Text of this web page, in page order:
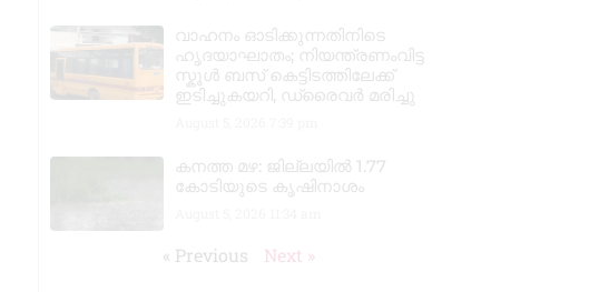
വാഹനം ഓടിക്കുന്നതിനിടെ
ഹൃദയാഘാതം; നിയന്ത്രണംവിട്ട
സ്കൂൾ ബസ് കെട്ടിടത്തിലേക്ക്
ഇടിച്ചുകയറി, ഡ്രൈവർ മരിച്ചു
കനത്ത മഴ: ജില്ലയിൽ 1.77
കോടിയുടെ കൃഷിനാശം
« Previous Next »